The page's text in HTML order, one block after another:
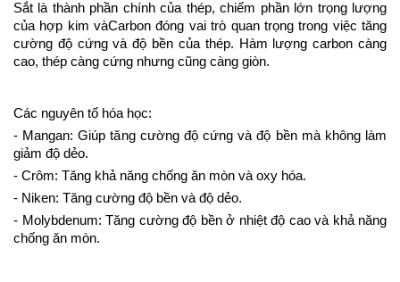
Sắt là thành phần chính của thép, chiếm phần lớn trọng lượng
của hợp kim vàCarbon đóng vai trò quan trọng trong việc tăng
cường độ cứng và độ bền của thép. Hàm lượng carbon càng
cao, thép càng cứng nhưng cũng càng giòn.
Các nguyên tố hóa học:
- Mangan: Giúp tăng cường độ cứng và độ bền mà không làm
giảm độ dẻo.
- Crôm: Tăng khả năng chống ăn mòn và oxy hóa.
- Niken: Tăng cường độ bền và độ dẻo.
- Molybdenum: Tăng cường độ bền ở nhiệt độ cao và khả năng
chống ăn mòn.